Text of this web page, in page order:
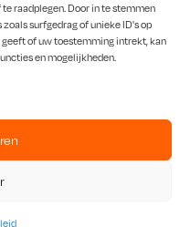
raadplegen. Door in te stemmen
surfgedrag of unieke ID's op
of uw toestemming intrekt, kan
en mogelijkheden.
producten